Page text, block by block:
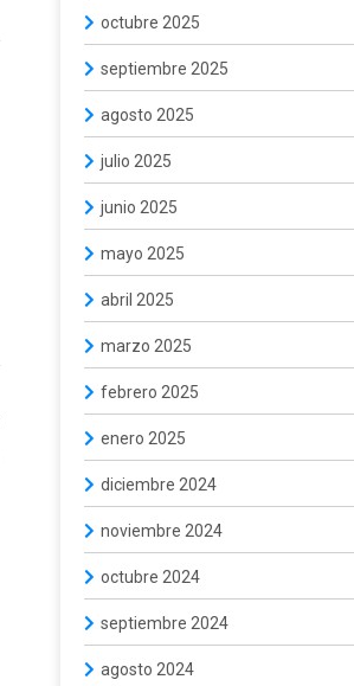
octubre 2025
septiembre 2025
agosto 2025
julio 2025
junio 2025
mayo 2025
abril 2025
marzo 2025
febrero 2025
enero 2025
diciembre 2024
noviembre 2024
octubre 2024
septiembre 2024
agosto 2024